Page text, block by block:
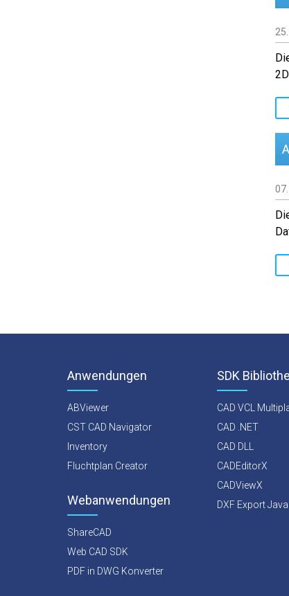
Anwendungen
ABViewer
CST CAD Navigator
Inventory
Fluchtplan Creator
Webanwendungen
ShareCAD
Web CAD SDK
PDF in DWG Konverter
SDK
CAD VCL
CAD .NET
CAD DLL
CADEditorX
CADViewX
DXF Export Java